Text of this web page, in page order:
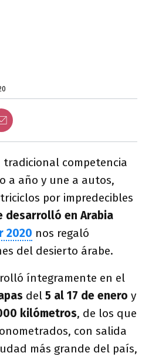
tradicional competencia
a año y une a autos,
por impredecibles
desarrolló en Arabia
2020 nos regaló
del desierto árabe.
íntegramente en el
del 5 al 17 de enero y
kilómetros, de los que
con salida
más grande del país,